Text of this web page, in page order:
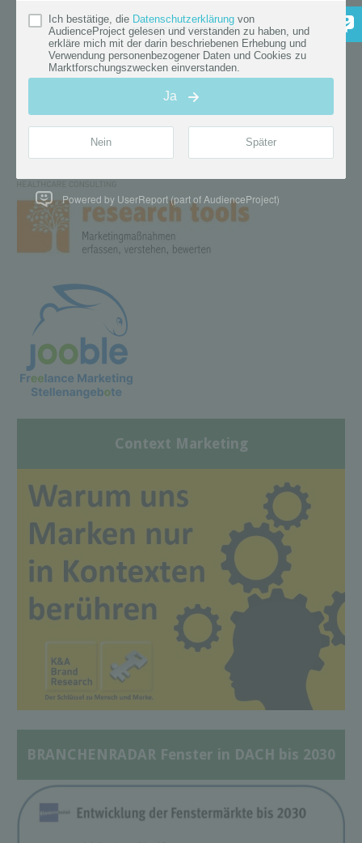
Context Marketing
BRANCHENRADAR Fenster in DACH bis 2030
Powered by UserReport (part of AudienceProject)